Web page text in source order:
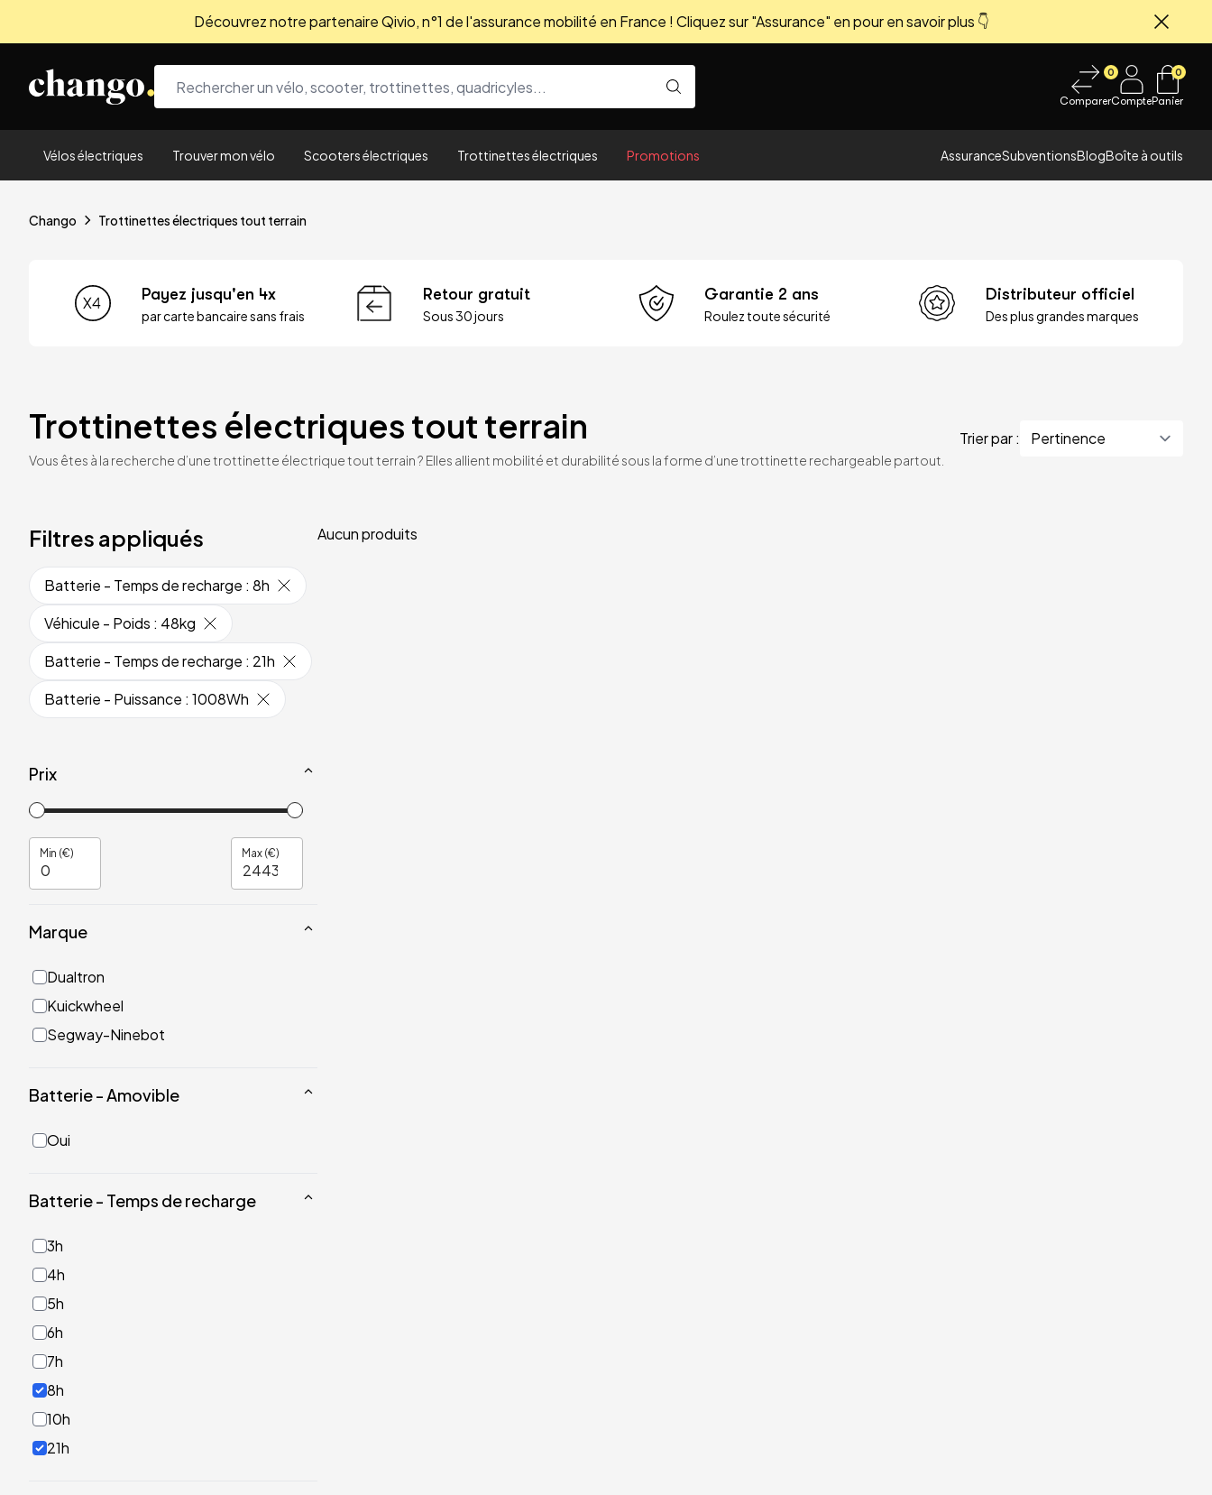
Découvrez notre partenaire Qivio, n°1 de l'assurance mobilité en France ! Cliquez sur "Assurance" en pour en savoir plus 👇
0
ComparerCompte
0
Panier
Vélos électriques Trouver mon vélo Scooters électriques Trottinettes électriques Promotions AssuranceSubventionsBlogBoîte à outils
Chango Trottinettes électriques tout terrain
Payez jusqu'en 4x
par carte bancaire sans frais
Retour gratuit
Sous 30 jours
Garantie 2 ans
Roulez toute sécurité
Distributeur officiel
Des plus grandes marques
Trottinettes électriques tout terrain
Vous êtes à la recherche d’une trottinette électrique tout terrain ? Elles allient mobilité et durabilité sous la forme d’une trottinette rechargeable partout.
Trier par :
Filtres appliqués
Batterie - Temps de recharge : 8h
Véhicule - Poids : 48kg
Batterie - Temps de recharge : 21h
Batterie - Puissance : 1008Wh
Prix
Min (€) Max (€)
Marque
Dualtron
Kuickwheel
Segway-Ninebot
Batterie - Amovible
Oui
Batterie - Temps de recharge
3h
4h
5h
6h
7h
8h
10h
21h
Aucun produits